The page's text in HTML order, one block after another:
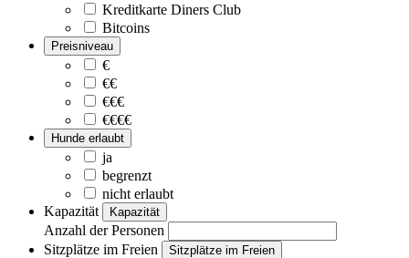
Kreditkarte Diners Club
Bitcoins
Preisniveau
€
€€
€€€
€€€€
Hunde erlaubt
ja
begrenzt
nicht erlaubt
Kapazität
Kapazität
Anzahl der Personen
Sitzplätze im Freien
Sitzplätze im Freien